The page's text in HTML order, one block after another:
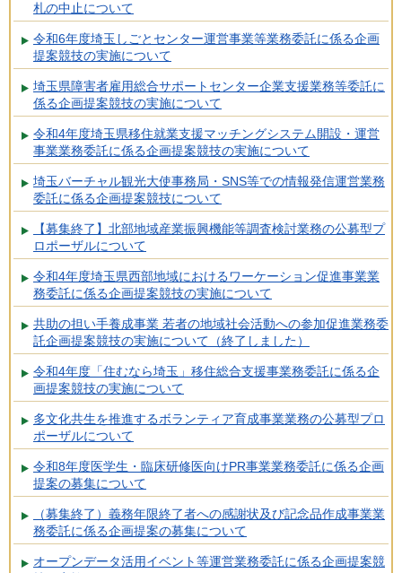
札の中止について
令和6年度埼玉しごとセンター運営事業等業務委託に係る企画
提案競技の実施について
埼玉県障害者雇用総合サポートセンター企業支援業務等委託に
係る企画提案競技の実施について
令和4年度埼玉県移住就業支援マッチングシステム開設・運営
事業業務委託に係る企画提案競技の実施について
埼玉バーチャル観光大使事務局・SNS等での情報発信運営業務
委託に係る企画提案競技について
【募集終了】北部地域産業振興機能等調査検討業務の公募型プ
ロポーザルについて
令和4年度埼玉県西部地域におけるワーケーション促進事業業
務委託に係る企画提案競技の実施について
共助の担い手養成事業 若者の地域社会活動への参加促進業務委
託企画提案競技の実施について（終了しました）
令和4年度「住むなら埼玉」移住総合支援事業務委託に係る企
画提案競技の実施について
多文化共生を推進するボランティア育成事業業務の公募型プロ
ポーザルについて
令和8年度医学生・臨床研修医向けPR事業業務委託に係る企画
提案の募集について
（募集終了）義務年限終了者への感謝状及び記念品作成事業業
務委託に係る企画提案の募集について
オープンデータ活用イベント等運営業務委託に係る企画提案競